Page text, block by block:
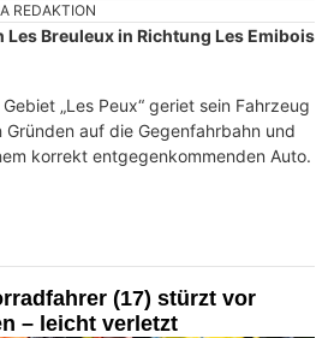
REDAKTION
Breuleux in Richtung Les Emibois
„Les Peux“ geriet sein Fahrzeug
auf die Gegenfahrbahn und
korrekt entgegenkommenden Auto.
(17) stürzt vor
– leicht verletzt